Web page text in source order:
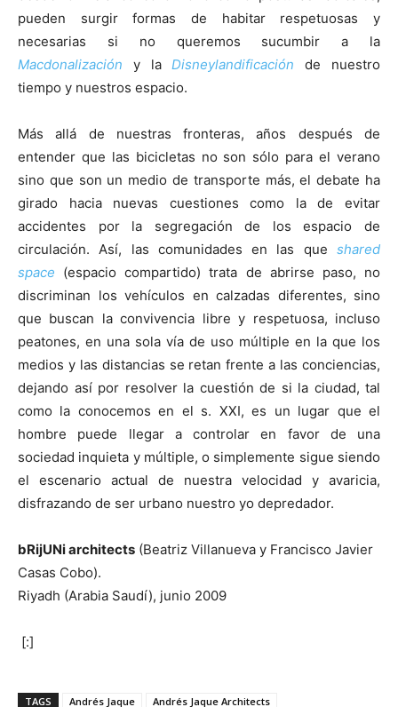
pueden surgir formas de habitar respetuosas y
necesarias si no queremos sucumbir a la
Macdonalización
y la Disneylandificación de nuestro
tiempo y nuestros espacio.
Más allá de nuestras fronteras, años después de
entender que las bicicletas no son sólo para el verano
sino que son un medio de transporte más, el debate ha
girado hacia nuevas cuestiones como la de evitar
accidentes por la segregación de los espacio de
circulación. Así, las comunidades en las que shared
space (espacio compartido) trata de abrirse paso, no
discriminan los vehículos en calzadas diferentes, sino
que buscan la convivencia libre y respetuosa, incluso
peatones, en una sola vía de uso múltiple en la que los
medios y las distancias se retan frente a las conciencias,
dejando así por resolver la cuestión de si la ciudad, tal
como la conocemos en el s. XXI, es un lugar que el
hombre puede llegar a controlar en favor de una
sociedad inquieta y múltiple, o simplemente sigue siendo
el escenario actual de nuestra velocidad y avaricia,
disfrazando de ser urbano nuestro yo depredador.
bRijUNi architects (Beatriz Villanueva y Francisco Javier
Casas Cobo).
Riyadh (Arabia Saudí), junio 2009
[:]
TAGS Andrés Jaque
Andrés Jaque Architects